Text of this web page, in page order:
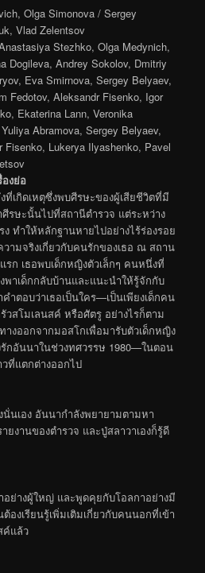
Olga Simonova / Sergey
Vlad Zelentsov
Stezhko, Olga Medynich,
Dogileva, Andrey Sokolov, Dmitriy
Eva Smirnova, Sergey Belyaev,
Fedotov, Aleksandr Fisenko, Igor
Ekaterina Lann, Veronika
Abramova, Sergey Belyaev,
Fisenko, Lukerya Ilyashenko, Pavel
องย่อ
ที่เกิดเหตุซึ่งพบศีรษะของผู้เสียชีวิตที่มี
รษะนั้นไปที่สถานีตำรวจ แต่ระหว่าง
ง ทำให้หลักฐานหายไปอย่างไร้ร่องรอย
ามจริงเกี่ยวกับคนรักของเธอ ณ สถาน
ก เธอพบเด็กหญิงตัวเล็กๆ คนหนึ่งที่
พาเด็กกลับบ้านและแนะนำให้รู้จักกับ
ำตอบว่าเธอเป็นใคร—เป็นเพียงเด็กคน
สโมเลนสค์ หรือศัตรู อย่างไรก็ตาม
งออกจากมอสโกเพื่อมารับตัวเด็กหญิง
รักอันนาในช่วงทศวรรษ 1980—ในตอน
ที่แตกต่างออกไป
นเอง อันนากำลังพยายามตามหา
งานของตำรวจ และปู่สลาวาเองก็รู้ดี
อย่างผู้ใหญ่ และพูดคุยกับโอลกาอย่างมี
องเรียนรู้เพิ่มเติมเกี่ยวกับคนนอกที่เข้า
ค์แล้ว